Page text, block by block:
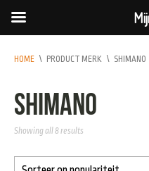
HOME \ PRODUCT MERK \ SHIMANO
Shimano
Showing all 8 results